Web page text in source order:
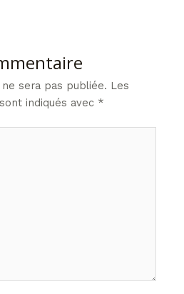
sera pas publiée. Les
indiqués avec *